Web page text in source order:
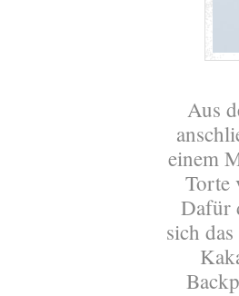
Aus
einem
Torte
Dafür
sich